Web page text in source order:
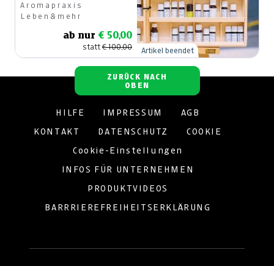
Aromapraxis
Leben&mehr
ab nur € 50,00
statt€ 100,00 Artikel beendet
ZURÜCK NACH
OBEN
HILFE IMPRESSUM AGB
KONTAKT DATENSCHUTZ COOKIE
Cookie-Einstellungen
INFOS FÜR UNTERNEHMEN
PRODUKTVIDEOS
BARRRIEREFREIHEITSERKLÄRUNG